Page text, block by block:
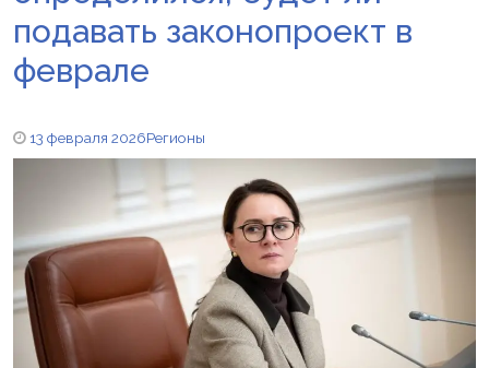
подавать законопроект в
феврале
13 февраля 2026Регионы